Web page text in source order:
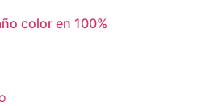
color en 100%